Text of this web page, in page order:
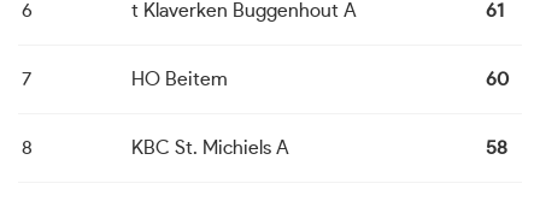
6 t Klaverken Buggenhout A 61
7 HO Beitem 60
8 KBC St. Michiels A 58